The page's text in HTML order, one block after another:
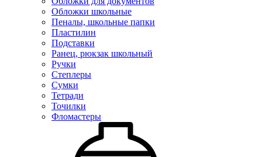
Обложки школьные
Пеналы, школьные папки
Пластилин
Подставки
Ранец, рюкзак школьный
Ручки
Степлеры
Сумки
Тетради
Точилки
Фломастеры